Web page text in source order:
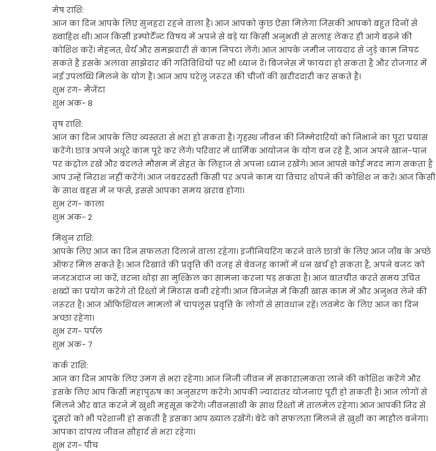
मेष राशि:
आज का दिन आपके लिए सुनहरा रहने वाला है। आज आपको कुछ ऐसा मिलेगा जिसकी आपको बहुत दिनों से
ख्वाहिश थी। आज किसी इम्पोर्टेन्ट विषय में अपने से बड़े या किसी अनुभवी से सलाह लेकर ही आगे बढ़ने की
कोशिश करें। मेहनत, धैर्य और समझदारी से काम निपटा लेंगे। आज आपके जमीन जायदाद से जुड़े काम निपट
सकते हैं इसके अलावा साझेदार की गतिविधियों पर भी ध्यान दें। बिजनेस में फायदा हो सकता है और रोजगार में
नई उपलब्धि मिलने के योग हैं। आज आप घरेलू जरूरत की चीजों की खरीददारी कर सकते हैं।
शुभ रंग- मैजेंटा
शुभ अंक- 8
वृष राशि:
आज का दिन आपके लिए व्यस्तता से भरा हो सकता हैं। गृहस्थ जीवन की जिम्मेदारियों को निभाने का पूरा प्रयास
करेंगे। छात्र अपने अधूरे काम पूरे कर लेंगे। परिवार में धार्मिक आयोजन के योग बन रहे हैं, आज अपने खान-पान
पर कंट्रोल रखें और बदलते मौसम में सेहत के लिहाज से अपना ध्यान रखेंगे। आज आपसे कोई मदद मांग सकता है
आप उन्हें निराश नहीं करेंगे। आज जबरदस्ती किसी पर अपने काम या विचार थोपने की कोशिश न करें। आज किसी
के साथ बहस में न फंसे, इससे आपका समय ख़राब होगा।
शुभ रंग- काला
शुभ अंक- 2
मिथुन राशि:
आपके लिए आज का दिन सफलता दिलाने वाला रहेगा। इंजीनियरिंग करने वाले छात्रों के लिए आज जॉब के अच्छे
ऑफर मिल सकते है। आज दिखावे की प्रवृत्ति की वजह से बेवजह कामों में धन खर्च हो सकता है, अपने बजट को
नजरअंदाज ना करें, वरना थोड़ा सा मुश्किल का सामना करना पड़ सकता है। आज बातचीत करते समय उचित
शब्दों का प्रयोग करेंगे तो रिश्तों में मिठास बनी रहेगी। आज बिजनेस में किसी खास काम में और अनुभव लेने की
जरूरत है। आज ऑफिशियल मामलों में चापलूस प्रवृत्ति के लोगों से सावधान रहें। लवमेट के लिए आज का दिन
अच्छा रहेगा।
शुभ रंग- पर्पल
शुभ अंक- 7
कर्क राशि:
आज का दिन आपके लिए उमंग से भरा रहेगा। आज निजी जीवन में सकारात्मकता लाने की कोशिश करेंगे और
इसके लिए आप किसी महापुरुष का अनुसरण करेंगे। आपकी ज्यादातर योजनाएं पूरी हो सकती है। आज लोगों से
मिलने और बात करने में खुशी महसूस करेंगे। जीवनसाथी के साथ रिश्तों में तालमेल रहेगा। आज आपकी जिद से
दूसरों को भी परेशानी हो सकती है इसका आप ख्याल रखेंगे। बेटे को सफलता मिलने से ख़ुशी का माहौल बनेगा।
आपका दांपत्य जीवन सौहार्द से भरा रहेगा।
शुभ रंग- पीच